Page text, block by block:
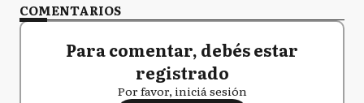
COMENTARIOS
Para comentar, debés estar
registrado
Por favor, iniciá sesión